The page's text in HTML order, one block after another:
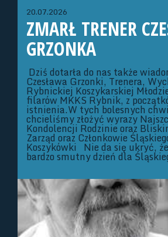
20.07.2026
ZMARŁ TRENER
GRZONKA
Dziś dotarła do nas także
Czesława Grzonki, Trenera,
Rybnickiej Koszykarskiej
filarów MKKS Rybnik, z
istnienia.W tych bolesnych
chcieliśmy złożyć wyrazy
Kondolencji Rodzinie oraz
Zarząd oraz Członkowie
Koszykówki Nie da się ukryć,
bardzo smutny dzień dla